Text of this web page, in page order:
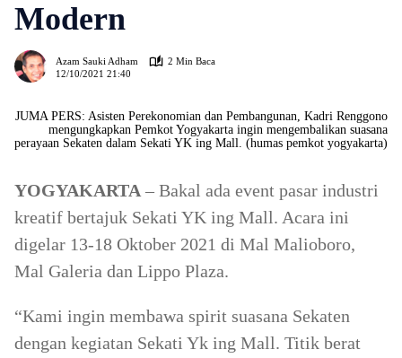
Modern
Azam Sauki Adham
2 Min Baca
12/10/2021 21:40
JUMA PERS: Asisten Perekonomian dan Pembangunan, Kadri Renggono
mengungkapkan Pemkot Yogyakarta ingin mengembalikan suasana
perayaan Sekaten dalam Sekati YK ing Mall. (humas pemkot yogyakarta)
YOGYAKARTA – Bakal ada event pasar industri
kreatif bertajuk Sekati YK ing Mall. Acara ini
digelar 13-18 Oktober 2021 di Mal Malioboro,
Mal Galeria dan Lippo Plaza.
“Kami ingin membawa spirit suasana Sekaten
dengan kegiatan Sekati Yk ing Mall. Titik berat